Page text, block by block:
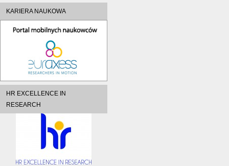
KARIERA NAUKOWA
HR EXCELLENCE IN
RESEARCH